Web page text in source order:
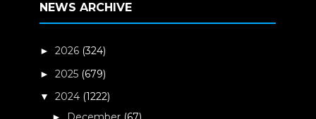
NEWS ARCHIVE
►2026 (324)
►2025 (679)
▼2024 (1222)